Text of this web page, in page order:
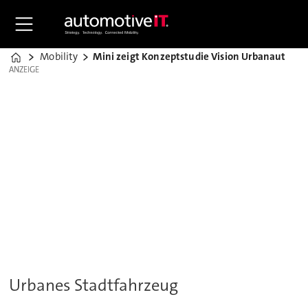
Home
Mobility Mini zeigt Konzeptstudie Vision Urbanaut
ANZEIGE
ANZEIGE
Urbanes Stadtfahrzeug